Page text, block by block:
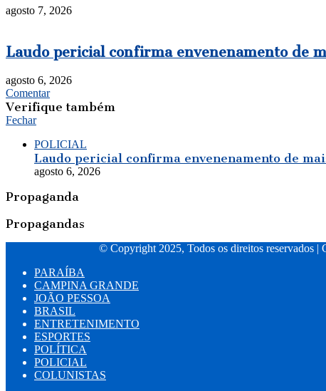
agosto 7, 2026
Laudo pericial confirma envenenamento de
agosto 6, 2026
Comentar
Verifique também
Fechar
POLICIAL
Laudo pericial confirma envenenamento de
agosto 6, 2026
Propaganda
Propagandas
© Copyright 2025, Todos os direitos reservados |
PARAÍBA
CAMPINA GRANDE
JOÃO PESSOA
BRASIL
ENTRETENIMENTO
ESPORTES
POLÍTICA
POLICIAL
COLUNISTAS